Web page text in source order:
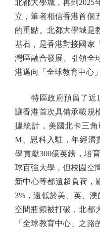
北都大學城，再到2025
立，筆者相信香港首個
的重點。北都大學城是
基石，是香港對接國家
灣區融合發展、引領全
港邁向「全球教育中心
特區政府預留了近
讓香港首次具備承載規
據統計，美國北卡三
M、思科入駐，年經濟
學貢獻300億英鎊，培
球百強大學，但校園空
新中心等都遠超負荷，
3%，遠低於美、英、
空間瓶頸被打破，北都
「全球教育中心」之